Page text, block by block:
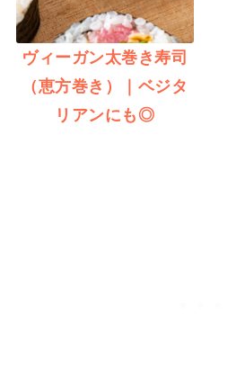
ヴィーガン太巻き寿司
（恵方巻き）｜ベジタ
リアンにも◎